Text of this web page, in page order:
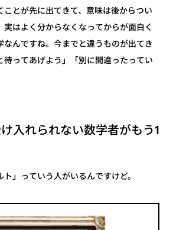
とが先に出てきて、意味は後からつい
はよく分からなくなってからが面白く
なんですね。今までと違うものが出てき
待ってあげよう」「別に間違ったってい
入れられない数学者がもう1
」っていう人がいるんですけど。